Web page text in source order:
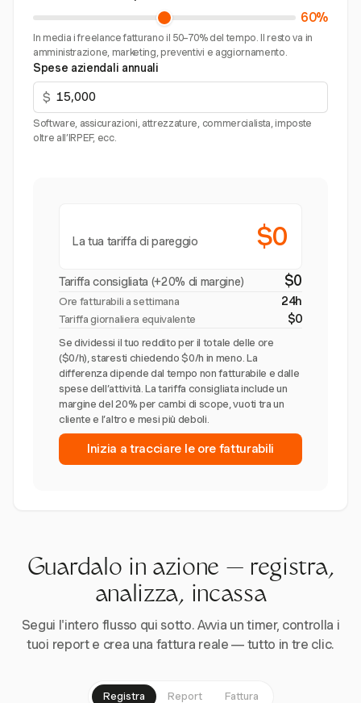
60%
In media i freelance fatturano il 50–70% del tempo. Il resto va in
amministrazione, marketing, preventivi e aggiornamento.
Spese aziendali annuali
$
Software, assicurazioni, attrezzature, commercialista, imposte
oltre all’IRPEF, ecc.
La tua tariffa di pareggio $0
Tariffa consigliata (+20% di margine) $0
Ore fatturabili a settimana 24h
Tariffa giornaliera equivalente $0
Se dividessi il tuo reddito per il totale delle ore
($0/h), staresti chiedendo $0/h in meno. La
differenza dipende dal tempo non fatturabile e dalle
spese dell’attività. La tariffa consigliata include un
margine del 20% per cambi di scope, vuoti tra un
cliente e l’altro e mesi più deboli.
Inizia a tracciare le ore fatturabili
Guardalo in azione — registra,
analizza, incassa
Segui l'intero flusso qui sotto. Avvia un timer, controlla i
tuoi report e crea una fattura reale — tutto in tre clic.
Registra Report Fattura